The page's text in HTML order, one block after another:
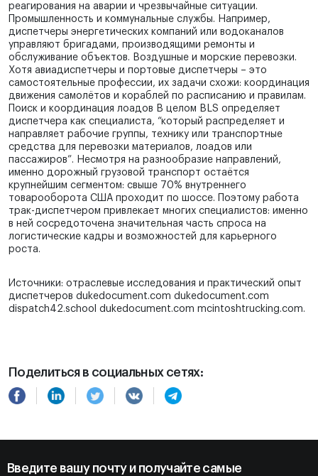
реагирования на аварии и чрезвычайные ситуации.
Промышленность и коммунальные службы. Например,
диспетчеры энергетических компаний или водоканалов
управляют бригадами, производящими ремонты и
обслуживание объектов. Воздушные и морские перевозки.
Хотя авиадиспетчеры и портовые диспетчеры – это
самостоятельные профессии, их задачи схожи: координация
движения самолётов и кораблей по расписанию и правилам.
Поиск и координация лоадов В целом BLS определяет
диспетчера как специалиста, “который распределяет и
направляет рабочие группы, технику или транспортные
средства для перевозки материалов, лоадов или
пассажиров”. Несмотря на разнообразие направлений,
именно дорожный грузовой транспорт остаётся
крупнейшим сегментом: свыше 70% внутреннего
товарооборота США проходит по шоссе. Поэтому работа
трак-диспетчером привлекает многих специалистов: именно
в ней сосредоточена значительная часть спроса на
логистические кадры и возможностей для карьерного
роста.
Источники: отраслевые исследования и практический опыт
диспетчеров dukedocument.com dukedocument.com
dispatch42.school dukedocument.com mcintoshtrucking.com.
Поделиться в социальных сетях:
Введите вашу почту и получайте самые